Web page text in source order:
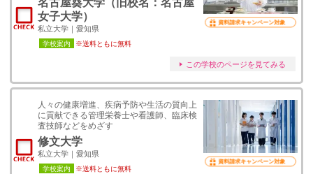
名古屋葵大学（旧校名：名古屋
女子大学）
私立大学｜愛知県
学校案内 ※送料ともに無料
資料請求キャンペーン対象
この学校のページを見てみる
人々の健康増進、疾病予防や生活の質向上
に貢献できる管理栄養士や看護師、臨床検
査技師などをめざす
修文大学
私立大学｜愛知県
学校案内 ※送料ともに無料
資料請求キャンペーン対象